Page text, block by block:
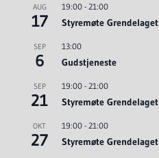
AUG
17
19:00- 21:00
Styremøte Grendelaget
SEP
6
13:00
Gudstjeneste
SEP
21
19:00- 21:00
Styremøte Grendelaget
OKT
27
19:00- 21:00
Styremøte Grendelaget